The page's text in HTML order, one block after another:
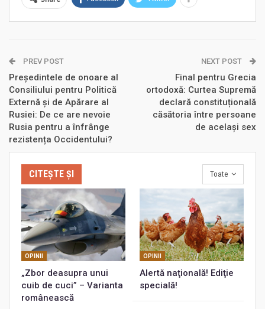
PREV POST
Președintele de onoare al
Consiliului pentru Politică
Externă și de Apărare al
Rusiei: De ce are nevoie
Rusia pentru a înfrânge
rezistența Occidentului?
NEXT POST
Final pentru Grecia
ortodoxă: Curtea Supremă
declară constituțională
căsătoria între persoane
de același sex
Toate
CITEȘTE ȘI
OPINII
„Zbor deasupra unui
cuib de cuci” – Varianta
românească
OPINII
Alertă naţională! Ediţie
specială!